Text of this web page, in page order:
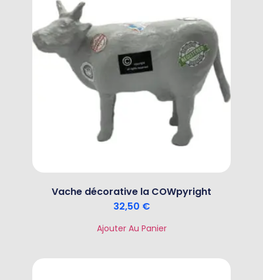
Vache décorative la COWpyright
32,50 €
Ajouter Au Panier